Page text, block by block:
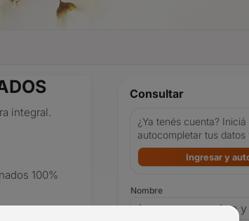
integral.
100%
Consultar
¿Ya tenés cuenta?
autocompletar tus datos
Ingresar y
Nombre